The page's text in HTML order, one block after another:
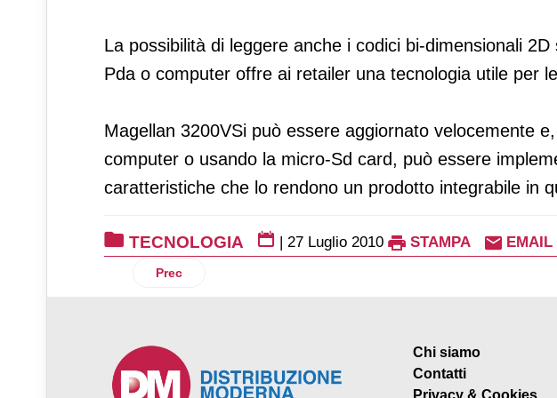
La possibilità di leggere anche i codici bi-dimensionali
Pda o computer offre ai retailer una tecnologia utile per
Magellan 3200VSi può essere aggiornato velocemente
computer o usando la micro-Sd card, può essere
caratteristiche che lo rendono un prodotto integrabile in
TECNOLOGIA | 27 Luglio 2010 STAMPA EMAIL
Articolo precedente: Merce protetta con Ultra Tag
Prec
Chi siamo
Contatti
Privacy & Cookies